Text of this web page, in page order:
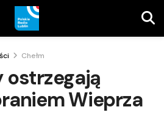
Chełm
ostrzegają
Wieprza